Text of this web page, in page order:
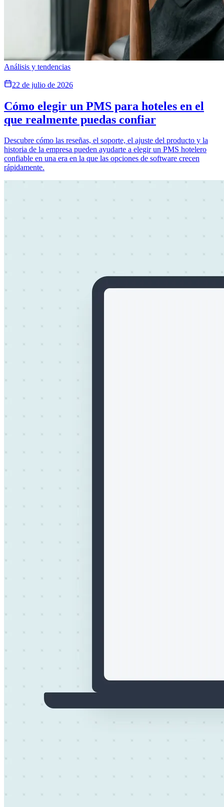
Análisis y tendencias
22 de julio de 2026
Cómo elegir un PMS para hoteles en el
que realmente puedas confiar
Descubre cómo las reseñas, el soporte, el ajuste del producto y la
historia de la empresa pueden ayudarte a elegir un PMS hotelero
confiable en una era en la que las opciones de software crecen
rápidamente.